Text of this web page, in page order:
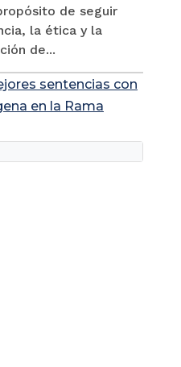
de seguir
la ética y la
de...
sentencias con
en la Rama